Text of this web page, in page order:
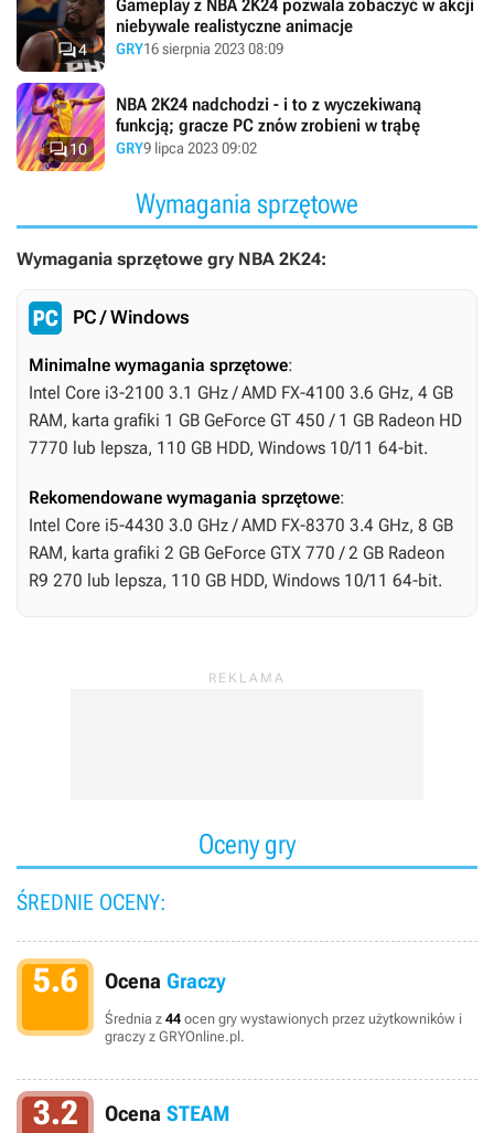
4
Gameplay z NBA 2K24 pozwala zobaczyć w akcji
niebywale realistyczne animacje
GRY16 sierpnia 2023 08:09
10
NBA 2K24 nadchodzi - i to z wyczekiwaną
funkcją; gracze PC znów zrobieni w trąbę
GRY9 lipca 2023 09:02
Wymagania sprzętowe
Wymagania sprzętowe gry NBA 2K24:
PC / Windows
Minimalne wymagania sprzętowe:
Intel Core i3-2100 3.1 GHz / AMD FX-4100 3.6 GHz, 4 GB
RAM, karta grafiki 1 GB GeForce GT 450 / 1 GB Radeon HD
7770 lub lepsza, 110 GB HDD, Windows 10/11 64-bit.
Rekomendowane wymagania sprzętowe:
Intel Core i5-4430 3.0 GHz / AMD FX-8370 3.4 GHz, 8 GB
RAM, karta grafiki 2 GB GeForce GTX 770 / 2 GB Radeon
R9 270 lub lepsza, 110 GB HDD, Windows 10/11 64-bit.
Oceny gry
ŚREDNIE OCENY:
5.6 Ocena Graczy
Średnia z 44 ocen gry wystawionych przez użytkowników i
graczy z GRYOnline.pl.
3.2 Ocena STEAM